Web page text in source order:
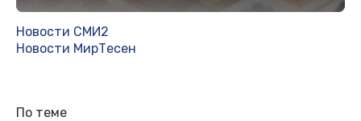
Новости СМИ2
Новости МирТесен
По теме